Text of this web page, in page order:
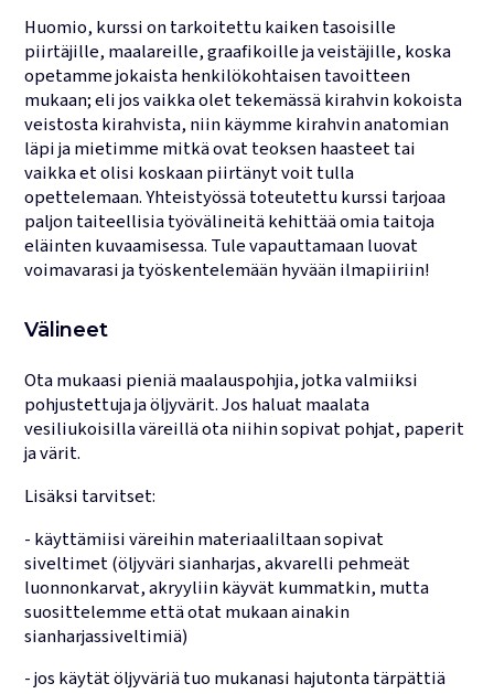
Huomio, kurssi on tarkoitettu kaiken tasoisille
piirtäjille, maalareille, graafikoille ja veistäjille, koska
opetamme jokaista henkilökohtaisen tavoitteen
mukaan; eli jos vaikka olet tekemässä kirahvin kokoista
veistosta kirahvista, niin käymme kirahvin anatomian
läpi ja mietimme mitkä ovat teoksen haasteet tai
vaikka et olisi koskaan piirtänyt voit tulla
opettelemaan. Yhteistyössä toteutettu kurssi tarjoaa
paljon taiteellisia työvälineitä kehittää omia taitoja
eläinten kuvaamisessa. Tule vapauttamaan luovat
voimavarasi ja työskentelemään hyvään ilmapiiriin!
Välineet
Ota mukaasi pieniä maalauspohjia, jotka valmiiksi
pohjustettuja ja öljyvärit. Jos haluat maalata
vesiliukoisilla väreillä ota niihin sopivat pohjat, paperit
ja värit.
Lisäksi tarvitset:
- käyttämiisi väreihin materiaaliltaan sopivat
siveltimet (öljyväri sianharjas, akvarelli pehmeät
luonnonkarvat, akryyliin käyvät kummatkin, mutta
suosittelemme että otat mukaan ainakin
sianharjassiveltimiä)
- jos käytät öljyväriä tuo mukanasi hajutonta tärpättiä